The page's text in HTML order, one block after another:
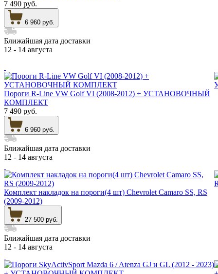
7 490 руб.
6 960 руб.
Ближайшая дата доставки
12 - 14 августа
Пороги R-Line VW Golf VI (2008-2012) + УСТАНОВОЧНЫЙ
КОМПЛЕКТ
7 490 руб.
6 960 руб.
Ближайшая дата доставки
12 - 14 августа
Комплект накладок на пороги(4 шт) Chevrolet Camaro SS, RS
(2009-2012)
27 500 руб.
Ближайшая дата доставки
12 - 14 августа